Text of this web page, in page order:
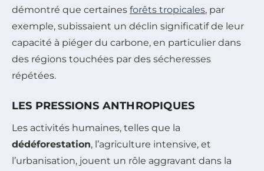
démontré que certaines forêts tropicales, par
exemple, subissaient un déclin significatif de leur
capacité à piéger du carbone, en particulier dans
des régions touchées par des sécheresses
répétées.
LES PRESSIONS ANTHROPIQUES
Les activités humaines, telles que la
dédéforestation, l’agriculture intensive, et
l’urbanisation, jouent un rôle aggravant dans la